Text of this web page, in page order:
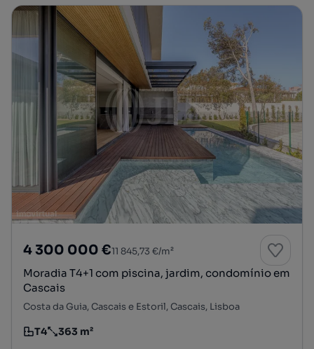
4 300 000 €11 845,73 €/m²
Moradia T4+1 com piscina, jardim, condomínio em
Cascais
Costa da Guia, Cascais e Estoril, Cascais, Lisboa
Tipologia
T4
Preço por metro quadrado
363 m²